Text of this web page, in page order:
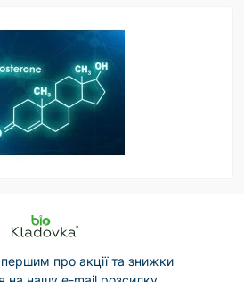
першим про акції та знижки